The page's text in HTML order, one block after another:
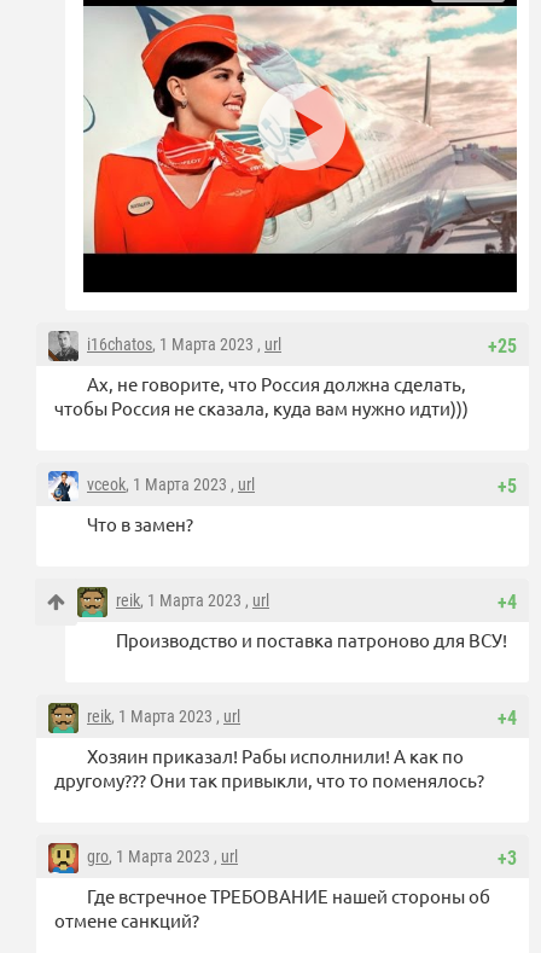
+25
i16chatos, 1 Марта 2023 , url
Ах, не говорите, что Россия должна сделать,
чтобы Россия не сказала, куда вам нужно идти)))
+5
vceok, 1 Марта 2023 , url
Что в замен?
+4
reik, 1 Марта 2023 , url
Производство и поставка патроново для ВСУ!
+4
reik, 1 Марта 2023 , url
Хозяин приказал! Рабы исполнили! А как по
другому??? Они так привыкли, что то поменялось?
+3
gro, 1 Марта 2023 , url
Где встречное ТРЕБОВАНИЕ нашей стороны об
отмене санкций?